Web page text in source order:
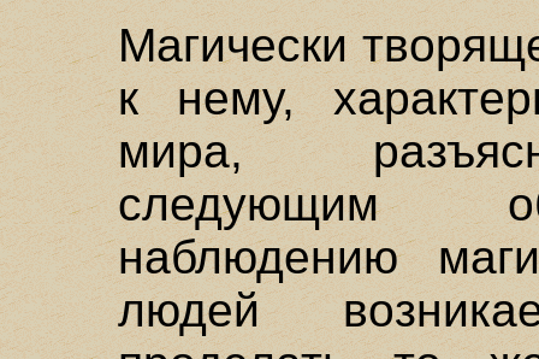
Магически
к нему,
мира,
следующим
наблюдению
людей